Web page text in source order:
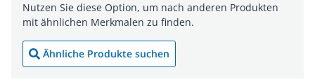
Nutzen Sie diese Option, um nach anderen Produkten
mit ähnlichen Merkmalen zu finden.
Ähnliche Produkte suchen